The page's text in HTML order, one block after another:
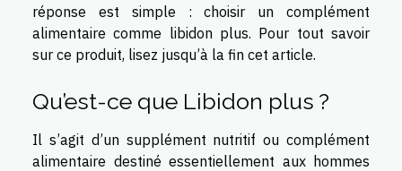
réponse est simple : choisir un complément
alimentaire comme libidon plus. Pour tout savoir
sur ce produit, lisez jusqu’à la fin cet article.
Qu’est-ce que Libidon plus ?
Il s’agit d’un supplément nutritif ou complément
alimentaire destiné essentiellement aux hommes